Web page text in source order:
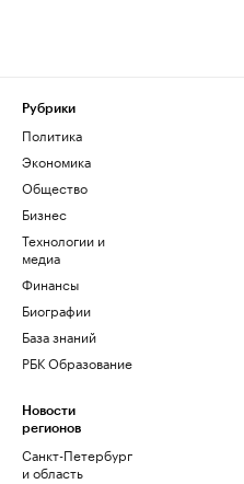
Рубрики
Политика
Экономика
Общество
Бизнес
Технологии и
медиа
Финансы
Биографии
База знаний
РБК Образование
Новости
регионов
Санкт-Петербург
и область